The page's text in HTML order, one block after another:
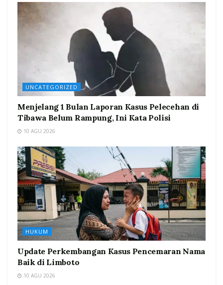
UNCATEGORIZED
Menjelang 1 Bulan Laporan Kasus Pelecehan di
Tibawa Belum Rampung, Ini Kata Polisi
10 AGU 2026
HUKUM
Update Perkembangan Kasus Pencemaran Nama
Baik di Limboto
10 AGU 2026